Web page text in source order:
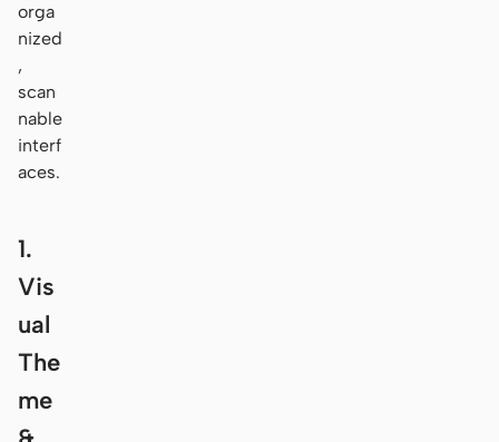
orga
nized
,
scan
nable
interf
aces.
1.
Vis
ual
The
me